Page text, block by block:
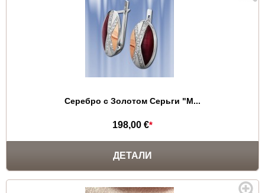
Серебро с Золотом Серьги "М...
198,00 €*
ДЕТАЛИ